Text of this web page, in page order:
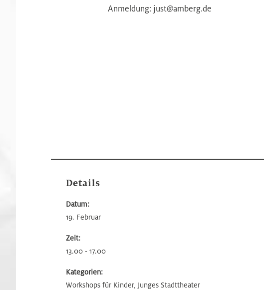
Anmeldung: just@amberg.de
Details
Datum:
19. Februar
Zeit:
13.00 - 17.00
Kategorien:
Workshops für Kinder, Junges Stadttheater